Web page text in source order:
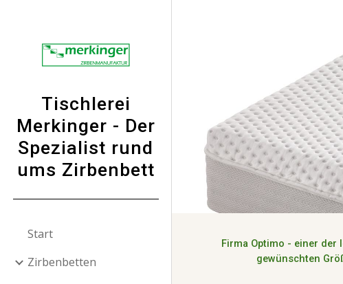
Skip to
Tischlerei
Merkinger - Der
Spezialist rund
ums Zirbenbett
Start
Zirbenbetten
Firma Optimo - einer der
gewünschten